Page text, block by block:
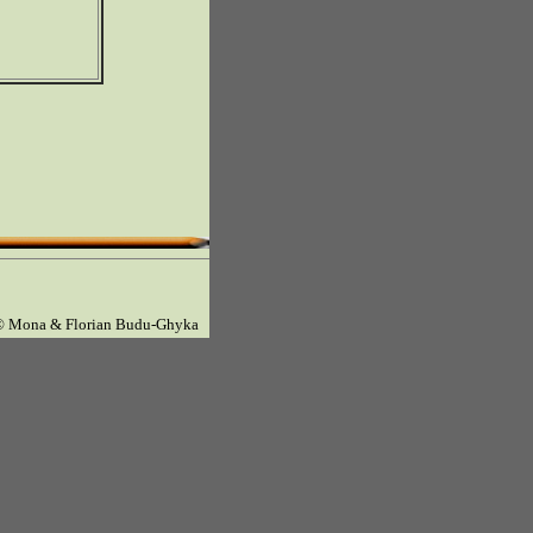
Mona & Florian Budu-Ghyka